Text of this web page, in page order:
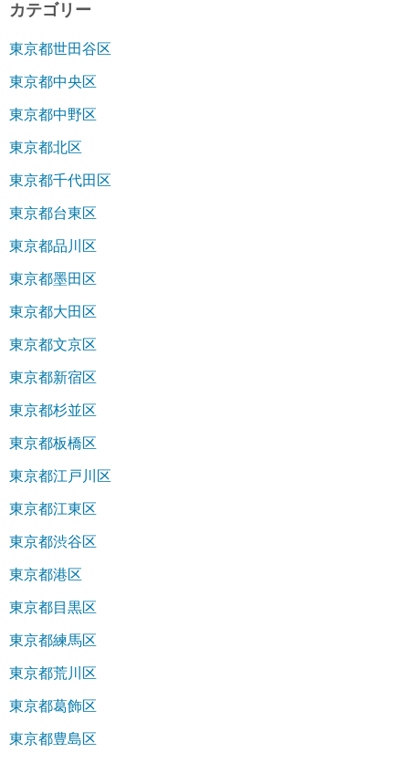
カテゴリー
東京都世田谷区
東京都中央区
東京都中野区
東京都北区
東京都千代田区
東京都台東区
東京都品川区
東京都墨田区
東京都大田区
東京都文京区
東京都新宿区
東京都杉並区
東京都板橋区
東京都江戸川区
東京都江東区
東京都渋谷区
東京都港区
東京都目黒区
東京都練馬区
東京都荒川区
東京都葛飾区
東京都豊島区